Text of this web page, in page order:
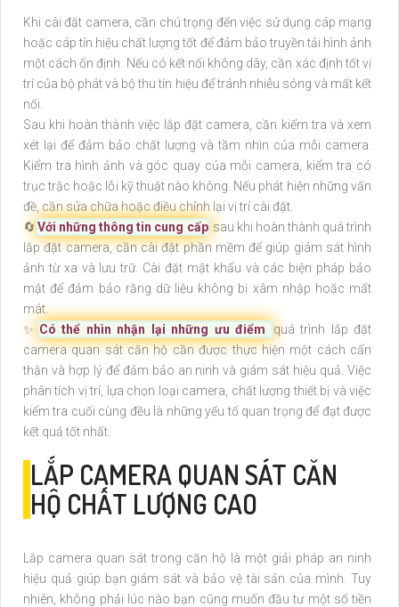
Khi cài đặt camera, cần chú trọng đến việc sử dụng cáp mạng
hoặc cáp tín hiệu chất lượng tốt để đảm bảo truyền tải hình ảnh
một cách ổn định. Nếu có kết nối không dây, cần xác định tốt vị
trí của bộ phát và bộ thu tín hiệu để tránh nhiễu sóng và mất kết
nối.
Sau khi hoàn thành việc lắp đặt camera, cần kiểm tra và xem
xét lại để đảm bảo chất lượng và tầm nhìn của mỗi camera.
Kiểm tra hình ảnh và góc quay của mỗi camera, kiểm tra có
trục trặc hoặc lỗi kỹ thuật nào không. Nếu phát hiện những vấn
đề, cần sửa chữa hoặc điều chỉnh lại vị trí cài đặt.
🔄Với những thông tin cung cấp sau khi hoàn thành quá trình
lắp đặt camera, cần cài đặt phần mềm để giúp giám sát hình
ảnh từ xa và lưu trữ. Cài đặt mật khẩu và các biện pháp bảo
mật để đảm bảo rằng dữ liệu không bị xâm nhập hoặc mất
mát.
✨ Có thể nhìn nhận lại những ưu điểm
quá trình lắp đặt
camera quan sát căn hộ cần được thực hiện một cách cẩn
thận và hợp lý để đảm bảo an ninh và giám sát hiệu quả. Việc
phân tích vị trí, lựa chọn loại camera, chất lượng thiết bị và việc
kiểm tra cuối cùng đều là những yếu tố quan trọng để đạt được
kết quả tốt nhất.
LẮP CAMERA QUAN SÁT CĂN
HỘ CHẤT LƯỢNG CAO
Lắp camera quan sát trong căn hộ là một giải pháp an ninh
hiệu quả giúp bạn giám sát và bảo vệ tài sản của mình. Tuy
nhiên, không phải lúc nào bạn cũng muốn đầu tư một số tiền